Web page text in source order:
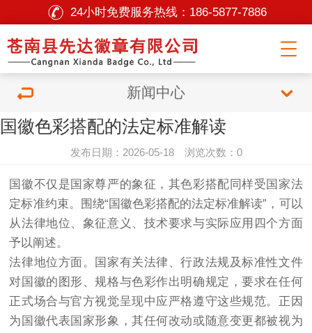
24小时免费服务热线： 186-5877-7886
新闻中心
国徽色彩搭配的法定标准解读
发布日期：2026-05-18 浏览次数：0
国徽不仅是国家尊严的象征，其色彩搭配同样受国家法
定标准约束。围绕“国徽色彩搭配的法定标准解读”，可以
从法律地位、象征意义、技术要求与实际应用四个方面
予以阐述。
法律地位方面。国家有关法律、行政法规及标准性文件
对国徽的图形、规格与色彩作出明确规定，要求在任何
正式场合与官方视觉呈现中应严格遵守这些规范。正因
为国徽代表国家形象，其任何改动或随意变更都被视为